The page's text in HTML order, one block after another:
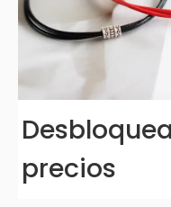
precios